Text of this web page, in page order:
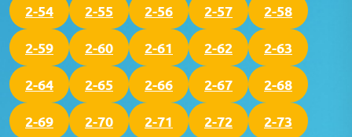
2-54 2-55 2-56 2-57 2-58
2-59 2-60 2-61 2-62 2-63
2-64 2-65 2-66 2-67 2-68
2-69 2-70 2-71 2-72 2-73